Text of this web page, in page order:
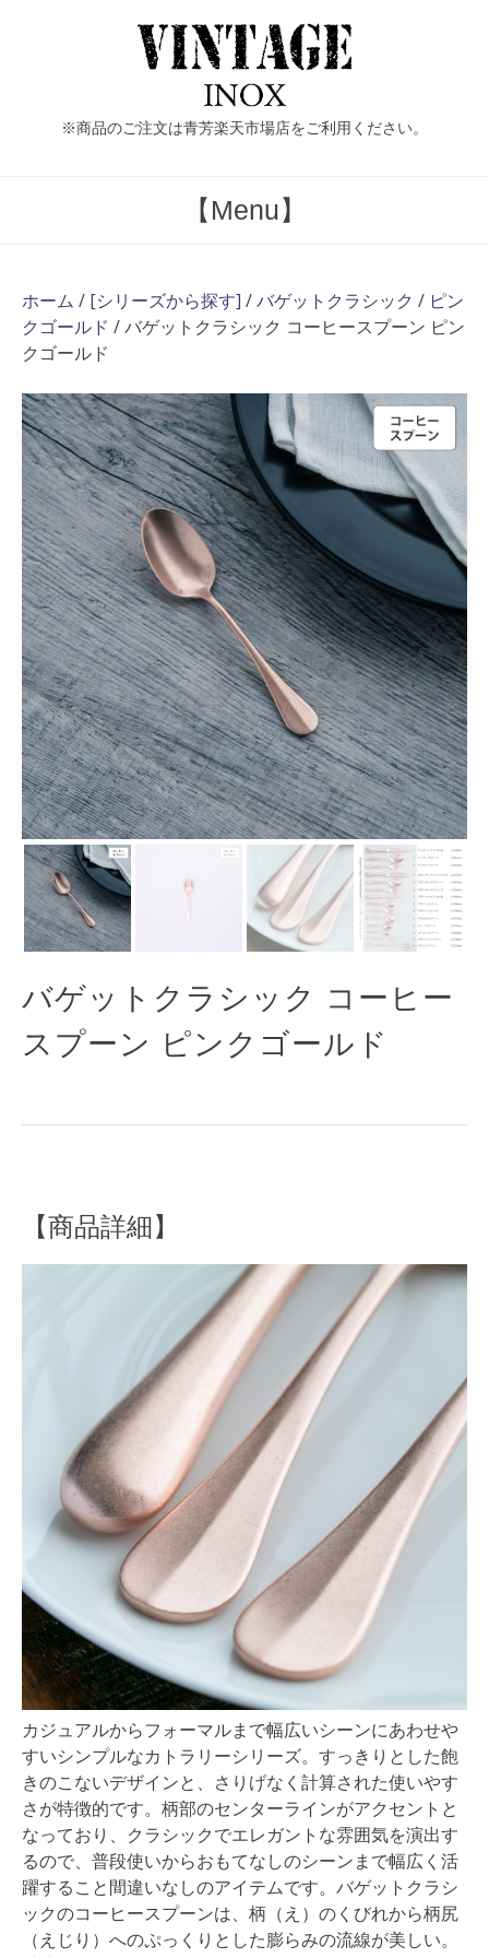
※商品のご注文は青芳楽天市場店をご利用ください。
【Menu】
ホーム / [シリーズから探す] /バゲットクラシック / ピン
クゴールド / バゲットクラシック コーヒースプーン ピン
クゴールド
バゲットクラシック コーヒー
スプーン ピンクゴールド
【商品詳細】
カジュアルからフォーマルまで幅広いシーンにあわせや
すいシンプルなカトラリーシリーズ。すっきりとした飽
きのこないデザインと、さりげなく計算された使いやす
さが特徴的です。柄部のセンターラインがアクセントと
なっており、クラシックでエレガントな雰囲気を演出す
るので、普段使いからおもてなしのシーンまで幅広く活
躍すること間違いなしのアイテムです。バゲットクラシ
ックのコーヒースプーンは、柄（え）のくびれから柄尻
（えじり）へのぷっくりとした膨らみの流線が美しい。